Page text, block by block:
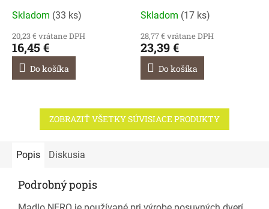
Skladom (33 ks)
20,23 € vrátane DPH
16,45 €
Do košíka
Skladom (17 ks)
28,77 € vrátane DPH
23,39 €
Do košíka
ZOBRAZIŤ VŠETKY SÚVISIACE PRODUKTY
Popis Diskusia
Podrobný popis